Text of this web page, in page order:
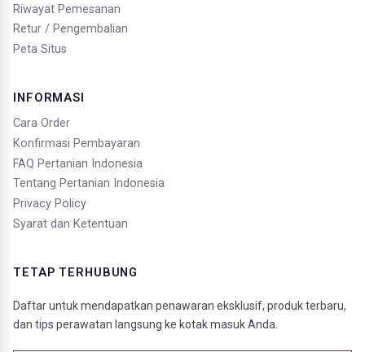
Riwayat Pemesanan
Retur / Pengembalian
Peta Situs
INFORMASI
Cara Order
Konfirmasi Pembayaran
FAQ Pertanian Indonesia
Tentang Pertanian Indonesia
Privacy Policy
Syarat dan Ketentuan
TETAP TERHUBUNG
Daftar untuk mendapatkan penawaran eksklusif, produk terbaru,
dan tips perawatan langsung ke kotak masuk Anda.